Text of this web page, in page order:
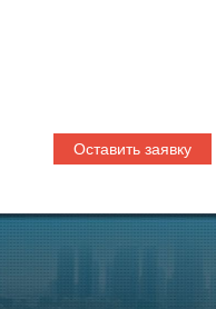
Оставить заявку